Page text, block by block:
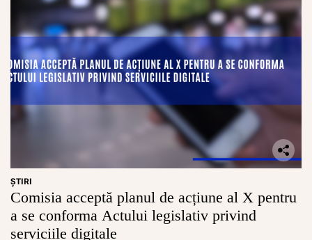
ŞTIRI
Comisia acceptă planul de acțiune al X pentru
a se conforma Actului legislativ privind
serviciile digitale